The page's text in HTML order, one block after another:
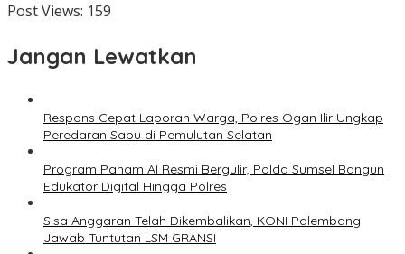
Post Views: 159
Jangan Lewatkan
Respons Cepat Laporan Warga, Polres Ogan Ilir Ungkap
Peredaran Sabu di Pemulutan Selatan
Program Paham AI Resmi Bergulir, Polda Sumsel Bangun
Edukator Digital Hingga Polres
Sisa Anggaran Telah Dikembalikan, KONI Palembang
Jawab Tuntutan LSM GRANSI